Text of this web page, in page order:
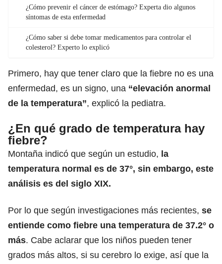
¿Cómo prevenir el cáncer de estómago? Experta dio algunos
síntomas de esta enfermedad
¿Cómo saber si debe tomar medicamentos para controlar el
colesterol? Experto lo explicó
Primero, hay que tener claro que la fiebre no es una
enfermedad, es un signo, una “elevación anormal
de la temperatura”, explicó la pediatra.
¿En qué grado de temperatura hay
fiebre?
Montaña indicó que según un estudio, la
temperatura normal es de 37°, sin embargo, este
análisis es del siglo XIX.
Por lo que según investigaciones más recientes, se
entiende como fiebre una temperatura de 37.2° o
más. Cabe aclarar que los niños pueden tener
grados más altos, si su cerebro lo exige, así que la